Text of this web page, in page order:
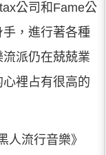
公司和Fame公
，進行著各種
派仍在兢兢業
裡占有很高的
人流行音樂》